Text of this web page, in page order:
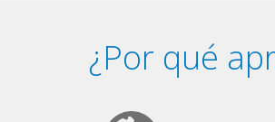
¿Por qué